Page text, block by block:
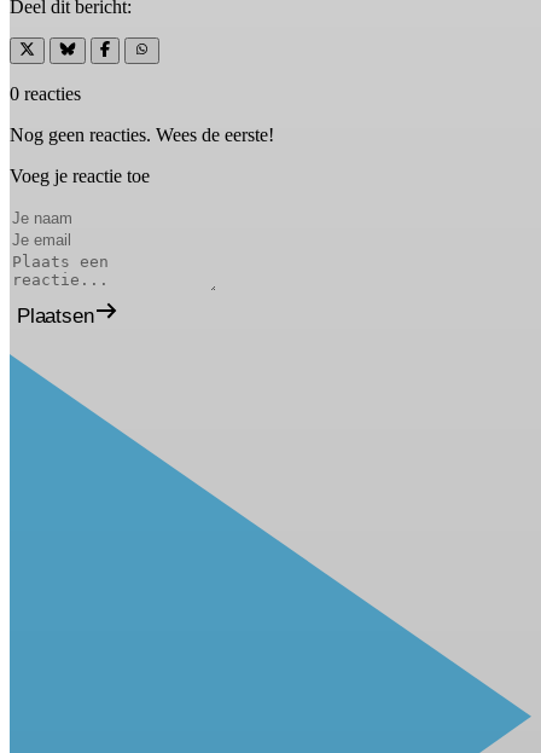
Deel dit bericht:
0 reacties
Nog geen reacties. Wees de eerste!
Voeg je reactie toe
Plaatsen